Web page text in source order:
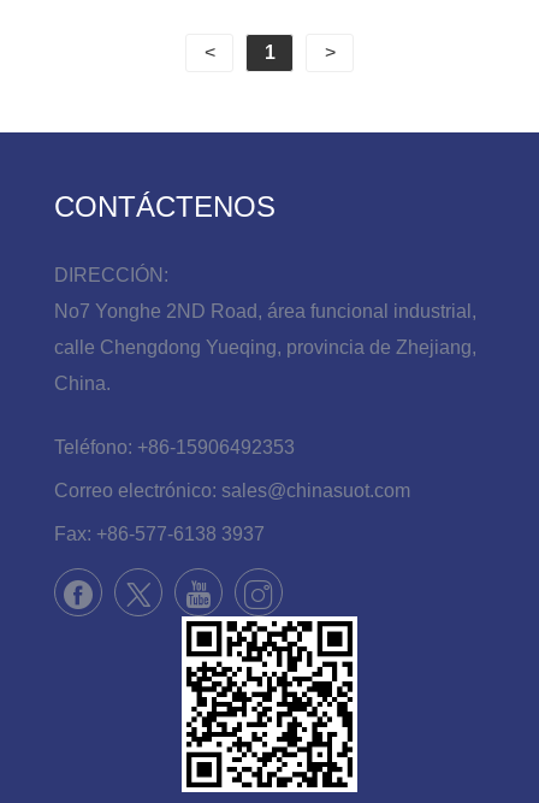
sisas y el borde de recorte ha sido perfeccionada en
los últimos 20 años.
< 1 >
CONTÁCTENOS
DIRECCIÓN:
No7 Yonghe 2ND Road, área funcional industrial,
calle Chengdong Yueqing, provincia de Zhejiang,
China.
Teléfono: +86-15906492353
Correo electrónico: sales@chinasuot.com
Fax: +86-577-6138 3937